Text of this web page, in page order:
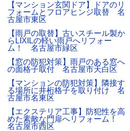
【マンション玄関ドア】ドアのリ
フォームとフロアヒンジ取替 名
古屋市東区
【雨戸の取替】古いスチール製か
らLIXILの軽い雨戸へリフォー
ム！ 名古屋市緑区
【窓の防犯対策】雨戸のある窓へ
の面格子取付 名古屋市天白区
【マンションの防犯対策】隣接す
る場所に井桁格子を取り付け 名
古屋市名東区
【エクステリア工事】防犯性を高
めた素敵な門扉へリフォーム！
名古屋市西区